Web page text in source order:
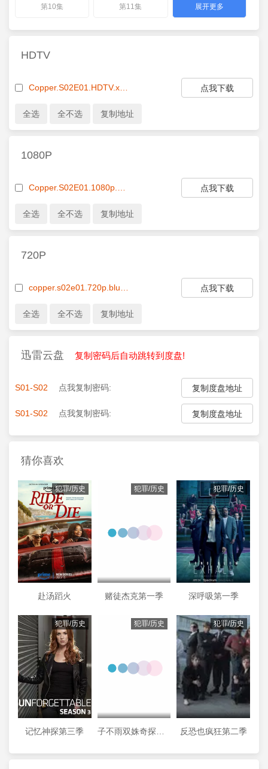
第10集 第11集 展开更多
HDTV
点我下载
1080P
点我下载
720P
点我下载
迅雷云盘 复制密码后自动跳转到度盘!
S01-S02 点我复制密码: 复制度盘地址
S01-S02 点我复制密码: 复制度盘地址
猜你喜欢
犯罪/历史
赴汤蹈火
犯罪/历史
赌徒杰克第一季
犯罪/历史
深呼吸第一季
犯罪/历史
记忆神探第三季
犯罪/历史 犯罪/历史
反恐也疯狂第二季